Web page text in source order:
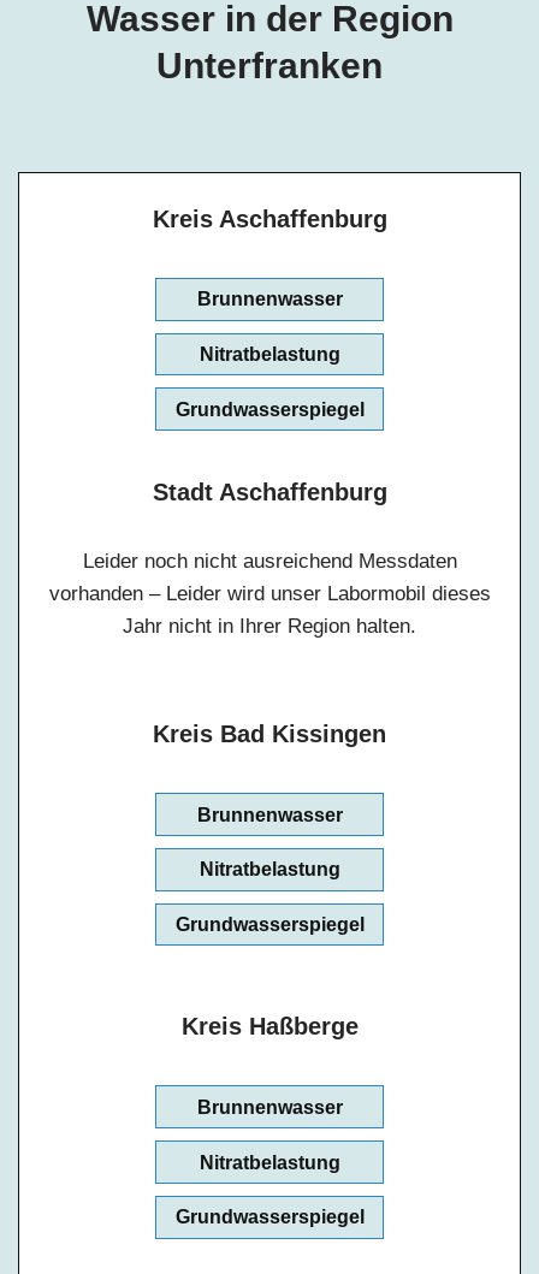
Wasser in der Region
Unterfranken
Kreis Aschaffenburg
Brunnenwasser
Nitratbelastung
Grundwasserspiegel
Stadt Aschaffenburg
Leider noch nicht ausreichend Messdaten
vorhanden – Leider wird unser Labormobil dieses
Jahr nicht in Ihrer Region halten.
Kreis Bad Kissingen
Brunnenwasser
Nitratbelastung
Grundwasserspiegel
Kreis Haßberge
Brunnenwasser
Nitratbelastung
Grundwasserspiegel